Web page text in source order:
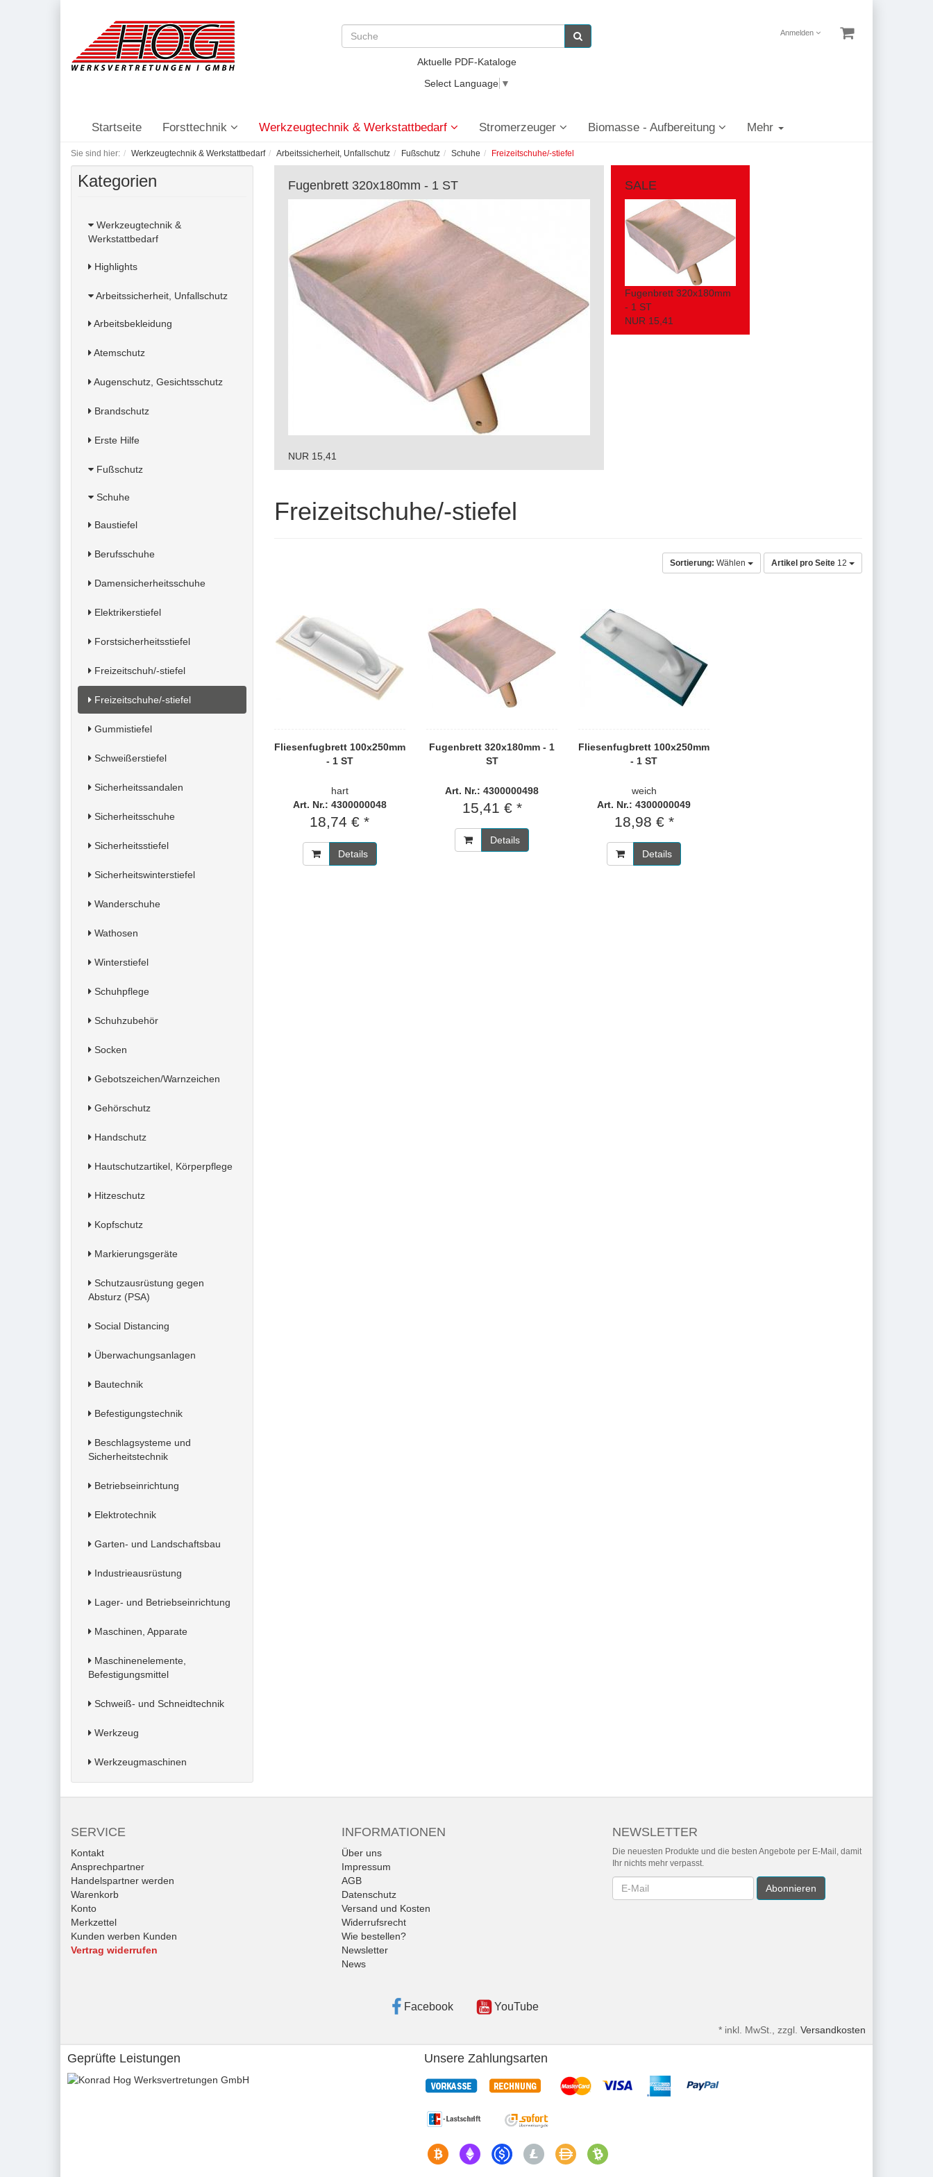
Anmelden
Aktuelle PDF-Kataloge
Select Language ▼
Startseite Forsttechnik Werkzeugtechnik & Werkstattbedarf Stromerzeuger Biomasse - Aufbereitung Mehr
Sie sind hier: Werkzeugtechnik & Werkstattbedarf Arbeitssicherheit, Unfallschutz Fußschutz Schuhe Freizeitschuhe/-stiefel
Kategorien
Werkzeugtechnik &
Werkstattbedarf
Highlights
Arbeitssicherheit, Unfallschutz
Arbeitsbekleidung
Atemschutz
Augenschutz, Gesichtsschutz
Brandschutz
Erste Hilfe
Fußschutz
Schuhe
Baustiefel
Berufsschuhe
Damensicherheitsschuhe
Elektrikerstiefel
Forstsicherheitsstiefel
Freizeitschuh/-stiefel
Freizeitschuhe/-stiefel
Gummistiefel
Schweißerstiefel
Sicherheitssandalen
Sicherheitsschuhe
Sicherheitsstiefel
Sicherheitswinterstiefel
Wanderschuhe
Wathosen
Winterstiefel
Schuhpflege
Schuhzubehör
Socken
Gebotszeichen/Warnzeichen
Gehörschutz
Handschutz
Hautschutzartikel, Körperpflege
Hitzeschutz
Kopfschutz
Markierungsgeräte
Schutzausrüstung gegen
Absturz (PSA)
Social Distancing
Überwachungsanlagen
Bautechnik
Befestigungstechnik
Beschlagsysteme und
Sicherheitstechnik
Betriebseinrichtung
Elektrotechnik
Garten- und Landschaftsbau
Industrieausrüstung
Lager- und Betriebseinrichtung
Maschinen, Apparate
Maschinenelemente,
Befestigungsmittel
Schweiß- und Schneidtechnik
Werkzeug
Werkzeugmaschinen
Fugenbrett 320x180mm - 1 ST
NUR 15,41
SALE
Fugenbrett 320x180mm
- 1 ST
NUR 15,41
Freizeitschuhe/-stiefel
Sortierung: Wählen Artikel pro Seite 12
Fliesenfugbrett 100x250mm
- 1 ST
hart
Art. Nr.: 4300000048
18,74 € *
Details
Fugenbrett 320x180mm - 1
ST
Art. Nr.: 4300000498
15,41 € *
Details
Fliesenfugbrett 100x250mm
- 1 ST
weich
Art. Nr.: 4300000049
18,98 € *
Details
SERVICE
Kontakt
Ansprechpartner
Handelspartner werden
Warenkorb
Konto
Merkzettel
Kunden werben Kunden
Vertrag widerrufen
INFORMATIONEN
Über uns
Impressum
AGB
Datenschutz
Versand und Kosten
Widerrufsrecht
Wie bestellen?
Newsletter
News
NEWSLETTER
Die neuesten Produkte und die besten Angebote per E-Mail, damit
Ihr nichts mehr verpasst.
Newsletter Abonnieren
Facebook YouTube
* inkl. MwSt., zzgl. Versandkosten
Geprüfte Leistungen Unsere Zahlungsarten